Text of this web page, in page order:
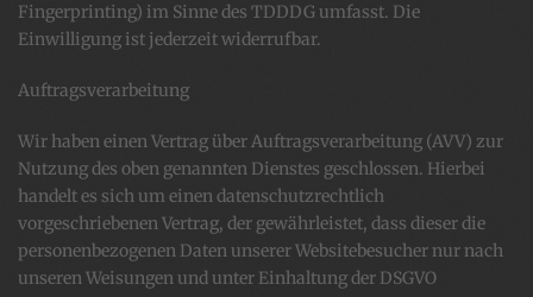
Fingerprinting) im Sinne des TDDDG umfasst. Die
Einwilligung ist jederzeit widerrufbar.
Auftragsverarbeitung
Wir haben einen Vertrag über Auftragsverarbeitung (AVV) zur
Nutzung des oben genannten Dienstes geschlossen. Hierbei
handelt es sich um einen datenschutzrechtlich
vorgeschriebenen Vertrag, der gewährleistet, dass dieser die
personenbezogenen Daten unserer Websitebesucher nur nach
unseren Weisungen und unter Einhaltung der DSGVO